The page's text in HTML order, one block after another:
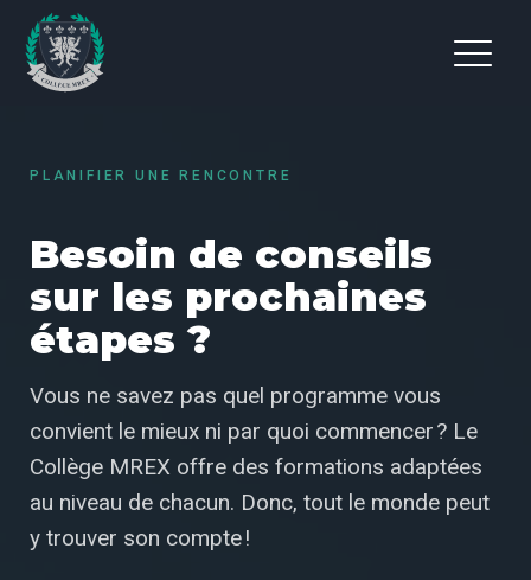
PLANIFIER UNE RENCONTRE
Besoin de conseils
sur les prochaines
étapes ?
Vous ne savez pas quel programme vous
convient le mieux ni par quoi commencer ? Le
Collège MREX offre des formations adaptées
au niveau de chacun. Donc, tout le monde peut
y trouver son compte !